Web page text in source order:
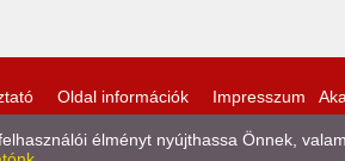
Oldal információk Impresszum
élményt nyújthassa Önnek,